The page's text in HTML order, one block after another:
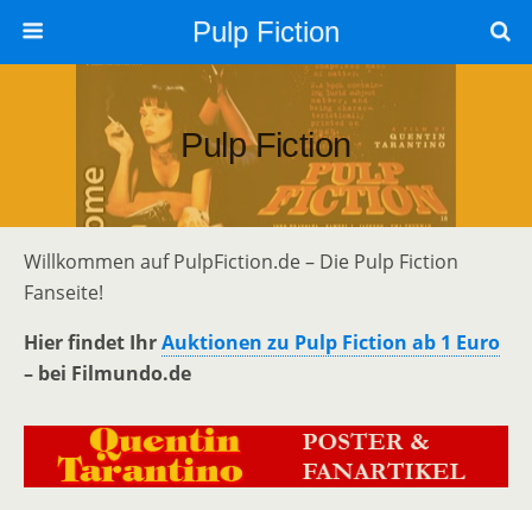
Pulp Fiction
Pulp Fiction
Willkommen auf PulpFiction.de – Die Pulp Fiction
Fanseite!
Hier findet IhrAuktionen zu Pulp Fiction ab 1 Euro
– bei Filmundo.de